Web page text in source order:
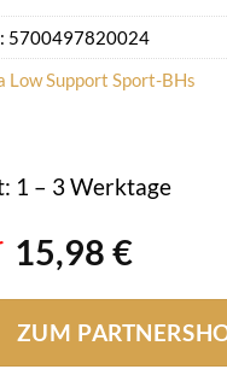
Ursprünglicher
war:
39,95 €
15,98 €
ist:
15,98
1 – 3 Werktage
ZUM
5700497820024
Low Support Sport-BHs